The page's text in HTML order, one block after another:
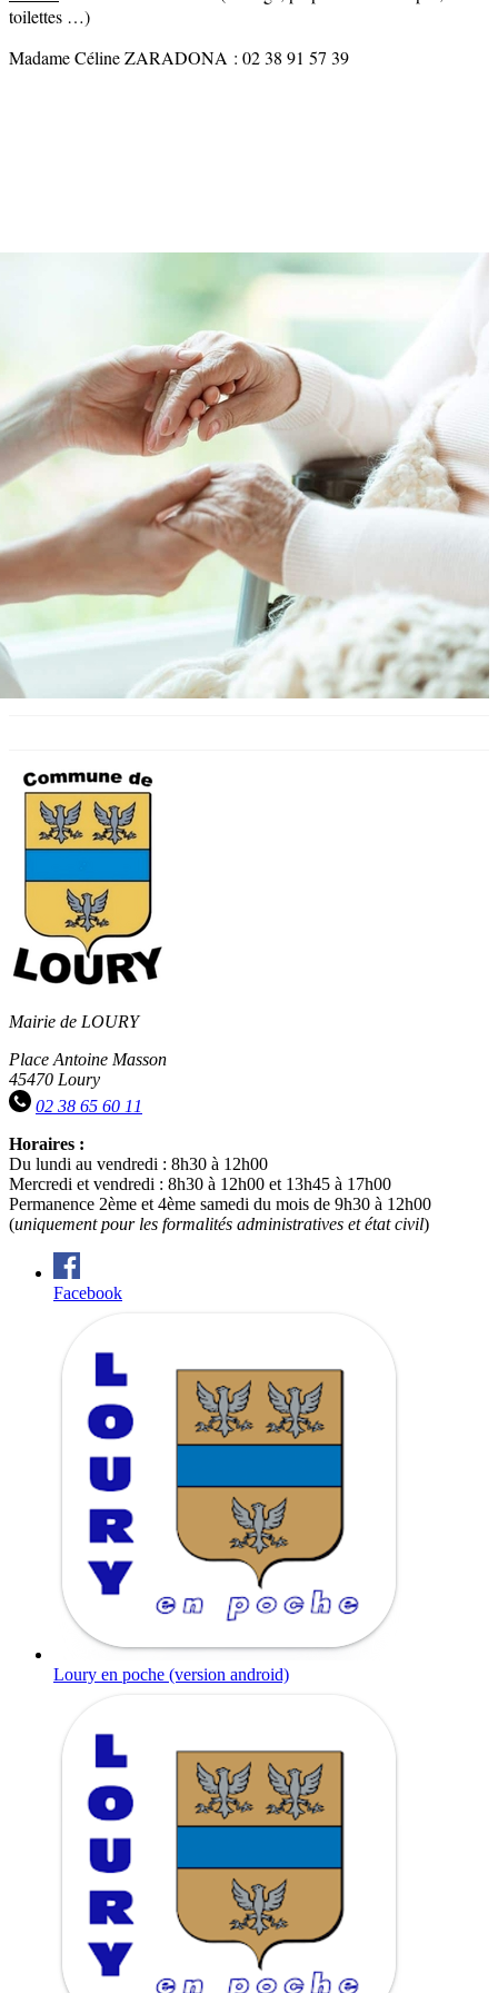
toilettes …)
Madame Céline ZARADONA : 02 38 91 57 39
Mairie de LOURY
Place Antoine Masson
45470 Loury
02 38 65 60 11
Horaires :
Du lundi au vendredi : 8h30 à 12h00
Mercredi et vendredi : 8h30 à 12h00 et 13h45 à 17h00
Permanence 2ème et 4ème samedi du mois de 9h30 à 12h00
(uniquement pour les formalités administratives et état civil)
Facebook
Loury en poche (version android)